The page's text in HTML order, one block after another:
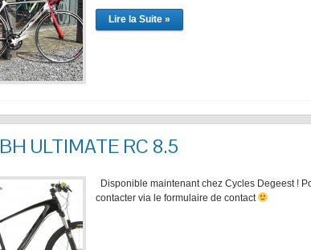
Lire la Suite »
BH ULTIMATE RC 8.5
Disponible maintenant chez Cycles Degeest !
contacter via le formulaire de contact